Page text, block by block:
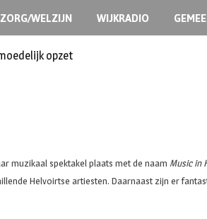
ZORG/WELZIJN WIJKRADIO
opzet
muzikaal spektakel plaats met de naam Music in
Helvoirtse artiesten. Daarnaast zijn er